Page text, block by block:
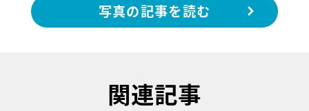
写真の記事を読む
関連記事